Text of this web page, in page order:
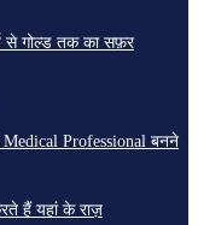
से गोल्ड तक का सफ़र
Medical Professional बनने
हैं यहां के राज़